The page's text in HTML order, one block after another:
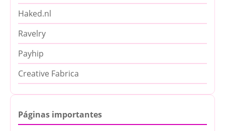
Haked.nl
Ravelry
Payhip
Creative Fabrica
Páginas importantes